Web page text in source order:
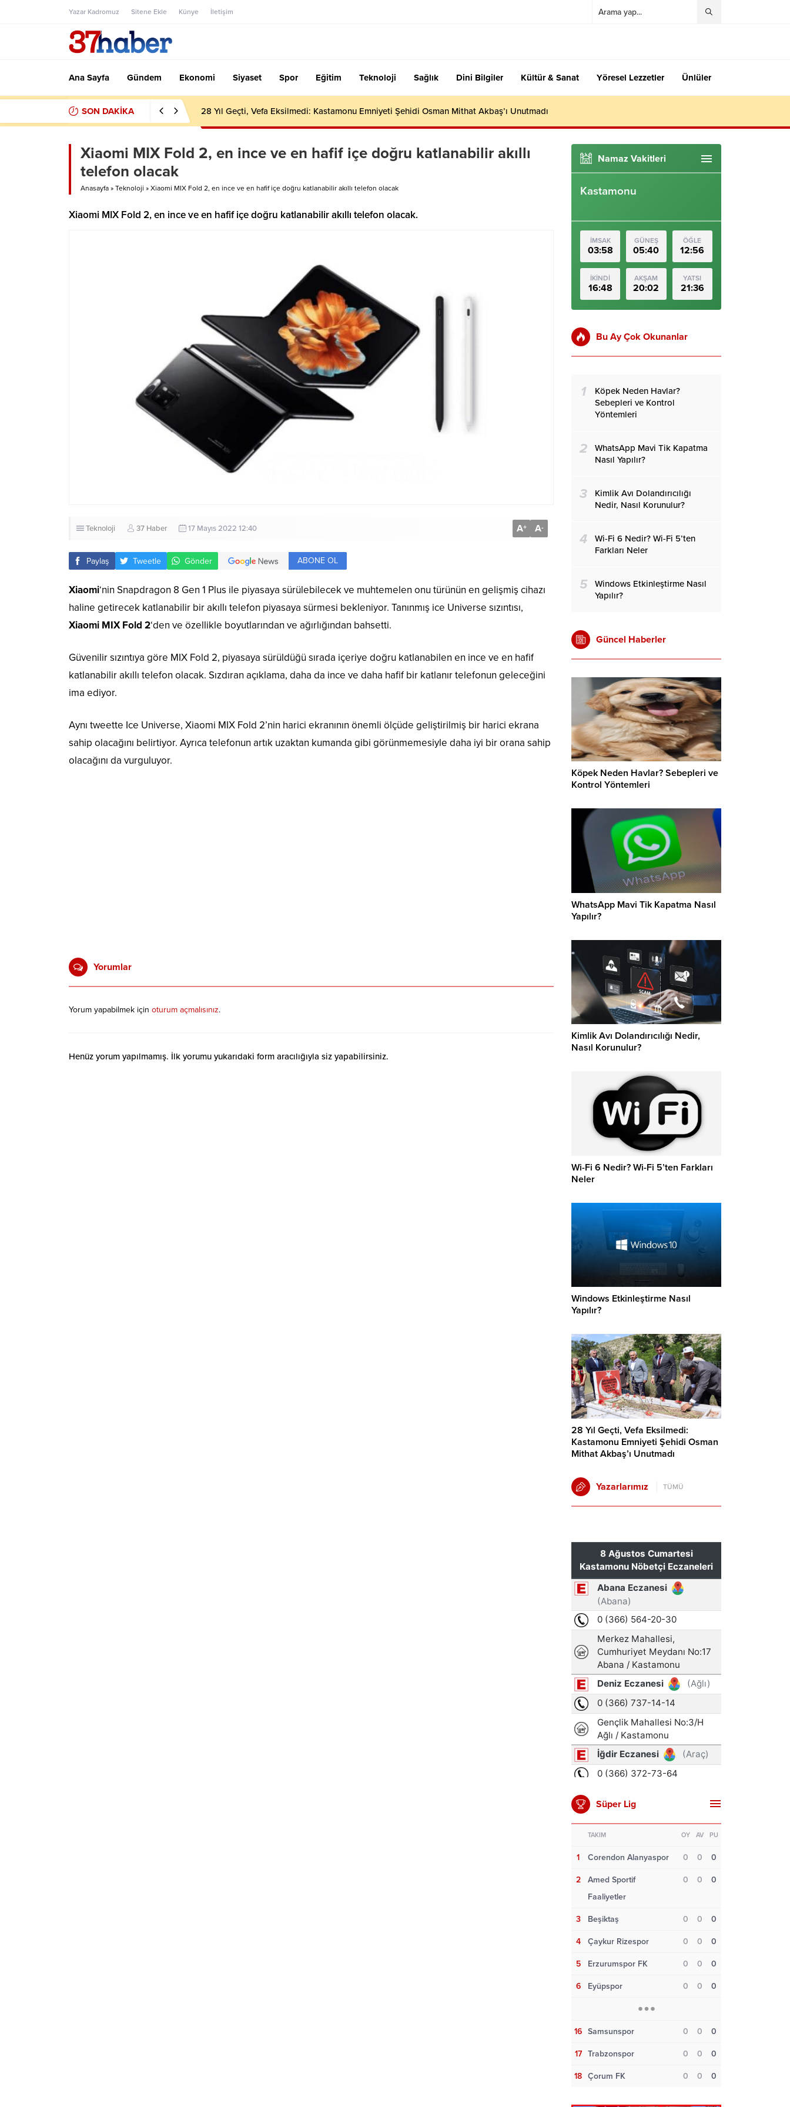
Yazar Kadromuz Sitene Ekle Künye İletişim
Ana Sayfa Gündem Ekonomi Siyaset Spor Eğitim Teknoloji Sağlık Dini Bilgiler Kültür & Sanat Yöresel Lezzetler Ünlüler
SON DAKİKA 28 Yıl Geçti, Vefa Eksilmedi: Kastamonu Emniyeti Şehidi Osman Mithat Akbaş’ı Unutmadı
Xiaomi MIX Fold 2, en ince ve en hafif içe doğru katlanabilir akıllı
telefon olacak
Anasayfa » Teknoloji » Xiaomi MIX Fold 2, en ince ve en hafif içe doğru katlanabilir akıllı telefon olacak
Xiaomi MIX Fold 2, en ince ve en hafif içe doğru katlanabilir akıllı telefon olacak.
Teknoloji 37 Haber 17 Mayıs 2022 12:40 A+ A-
Paylaş Tweetle Gönder ABONE OL
Xiaomi‘nin Snapdragon 8 Gen 1 Plus ile piyasaya sürülebilecek ve muhtemelen onu türünün en gelişmiş cihazı
haline getirecek katlanabilir bir akıllı telefon piyasaya sürmesi bekleniyor. Tanınmış ice Universe sızıntısı,
Xiaomi MIX Fold 2‘den ve özellikle boyutlarından ve ağırlığından bahsetti.
Güvenilir sızıntıya göre MIX Fold 2, piyasaya sürüldüğü sırada içeriye doğru katlanabilen en ince ve en hafif
katlanabilir akıllı telefon olacak. Sızdıran açıklama, daha da ince ve daha hafif bir katlanır telefonun geleceğini
ima ediyor.
Aynı tweette Ice Universe, Xiaomi MIX Fold 2’nin harici ekranının önemli ölçüde geliştirilmiş bir harici ekrana
sahip olacağını belirtiyor. Ayrıca telefonun artık uzaktan kumanda gibi görünmemesiyle daha iyi bir orana sahip
olacağını da vurguluyor.
Yorumlar
Yorum yapabilmek için oturum açmalısınız.
Henüz yorum yapılmamış. İlk yorumu yukarıdaki form aracılığıyla siz yapabilirsiniz.
Namaz Vakitleri
Kastamonu
İMSAK
03:58
GÜNEŞ
05:40
ÖĞLE
12:56
İKİNDİ
16:48
AKŞAM
20:02
YATSI
21:36
Bu Ay Çok Okunanlar
1
Köpek Neden Havlar?
Sebepleri ve Kontrol
Yöntemleri
2
WhatsApp Mavi Tik Kapatma
Nasıl Yapılır?
3
Kimlik Avı Dolandırıcılığı
Nedir, Nasıl Korunulur?
4
Wi-Fi 6 Nedir? Wi-Fi 5’ten
Farkları Neler
5
Windows Etkinleştirme Nasıl
Yapılır?
Güncel Haberler
Köpek Neden Havlar? Sebepleri ve
Kontrol Yöntemleri
WhatsApp Mavi Tik Kapatma Nasıl
Yapılır?
Kimlik Avı Dolandırıcılığı Nedir,
Nasıl Korunulur?
Wi-Fi 6 Nedir? Wi-Fi 5’ten Farkları
Neler
Windows Etkinleştirme Nasıl
Yapılır?
28 Yıl Geçti, Vefa Eksilmedi:
Kastamonu Emniyeti Şehidi Osman
Mithat Akbaş’ı Unutmadı
Yazarlarımız TÜMÜ
Süper Lig
TAKIM OY AV PU
1 Corendon Alanyaspor 0 0 0
2
Amed Sportif
Faaliyetler
0 0 0
3 Beşiktaş 0 0 0
4 Çaykur Rizespor 0 0 0
5 Erzurumspor FK 0 0 0
6 Eyüpspor 0 0 0
16 Samsunspor 0 0 0
17 Trabzonspor 0 0 0
18 Çorum FK 0 0 0